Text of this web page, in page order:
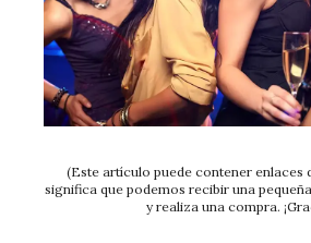
(Este artículo puede contener enlaces
significa que podemos recibir una
y realiza una compra.